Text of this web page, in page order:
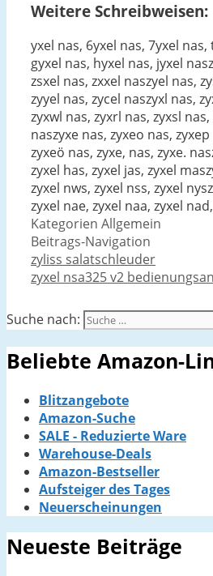
Weitere Schreibweisen:
yxel nas, 6yxel nas, 7yxel
gyxel nas, hyxel nas, jyxel
zsxel nas, zxxel naszyel nas,
zyyel nas, zycel naszyxl nas,
zyxwl nas, zyxrl nas, zyxsl
naszyxe nas, zyxeo nas,
zyxeö nas, zyxe, nas, zyxe.
zyxel has, zyxel jas, zyxel
zyxel nws, zyxel nss, zyxel
zyxel nae, zyxel naa, zyxel
Kategorien Allgemein
Beitrags-Navigation
zyliss salatschleuder
zyxel nsa325 v2
Suche nach:
Beliebte Amazon-
Blitzangebote
Amazon-Suche
SALE - Reduzierte Ware
Warehouse-Deals
Amazon-Bestseller
Aufsteiger des Tages
Neuerscheinungen
Neueste Beiträge